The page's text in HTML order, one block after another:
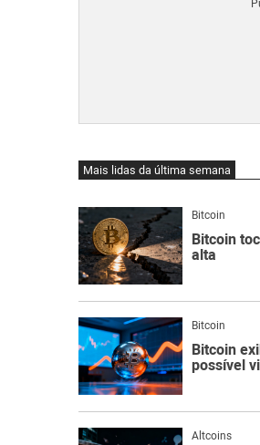
Mais lidas da última semana
Bitcoin
Bitcoin
alta
Bitcoin
Bitcoin
possível
Altcoins